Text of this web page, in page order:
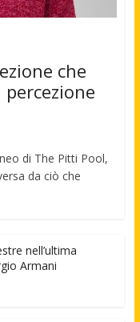
che
di The Pitti Pool,
da ciò che
nell’ultima
Armani